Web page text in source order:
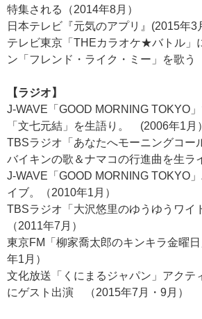
特集される（2014年8月）
日本テレビ『元気のアプリ』(2015年3
テレビ東京「THEカラオケ★バトル
ン「フレンド・ライク・ミー」を歌う
【ラジオ】
J-WAVE「GOOD MORNING TOKYO
「文七元結」を生語り。 (2006年1月）
TBSラジオ「あなたへモーニングコー
バイキンの歌＆ナマコの行進曲を生ラ
J-WAVE「GOOD MORNING TOKYO
イブ。（2010年1月）
TBSラジオ「大沢悠里のゆうゆうワイ
（2011年7月）
東京FM「柳家喬太郎のキンキラ金曜
年1月）
文化放送「くにまるジャパン」アクテ
にゲスト出演 （2015年7月・9月）